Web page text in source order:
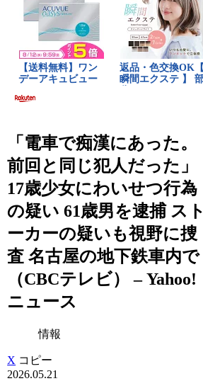
「電車で痴漢にあった。
前回と同じ犯人だった」
17歳少女にわいせつ行為
の疑い 61歳男を逮捕 スト
ーカーの疑いも視野に捜
査 名古屋の地下鉄車内で
（CBCテレビ） – Yahoo!
ニュース
情報
X コピー
2026.05.21